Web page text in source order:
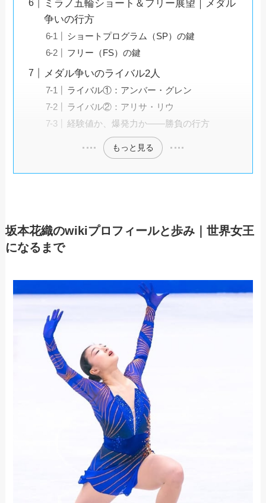
ミラノ五輪ショート＆フリー展望｜メダル
争いの行方
ショートプログラム（SP）の鍵
フリー（FS）の鍵
メダル争いのライバル2人
ライバル①：アンバー・グレン
ライバル②：アリサ・リウ
経験値か、爆発力か――勝負の行方
もっと見る
坂本花織のwikiプロフィールと歩み｜世界女王
になるまで